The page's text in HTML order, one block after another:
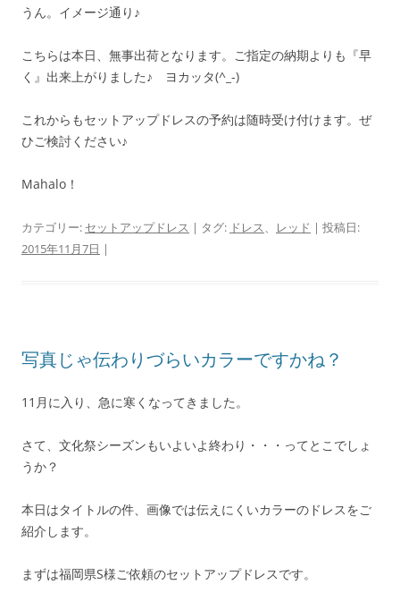
うん。イメージ通り♪
こちらは本日、無事出荷となります。ご指定の納期よりも『早
く』出来上がりました♪ ヨカッタ(^_-)
これからもセットアップドレスの予約は随時受け付けます。ぜ
ひご検討ください♪
Mahalo！
カテゴリー: セットアップドレス | タグ: ドレス、 レッド | 投稿日:
2015年11月7日 |
写真じゃ伝わりづらいカラーですかね？
11月に入り、急に寒くなってきました。
さて、文化祭シーズンもいよいよ終わり・・・ってとこでしょ
うか？
本日はタイトルの件、画像では伝えにくいカラーのドレスをご
紹介します。
まずは福岡県S様ご依頼のセットアップドレスです。